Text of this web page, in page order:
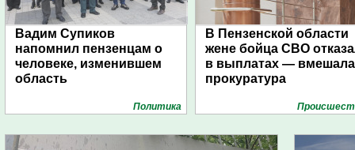
Вадим Супиков
напомнил пензенцам о
человеке, изменившем
область
Политика
В Пензенской области
жене бойца СВО
в выплатах —
прокуратура